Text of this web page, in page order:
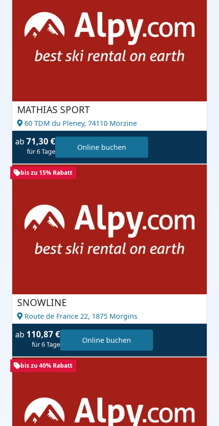
MATHIAS SPORT
60 TDM du Pleney, 74110 Morzine
ab 71,30 €
für 6 Tage Online buchen
bis zu 15% Rabatt
SNOWLINE
Route de France 22, 1875 Morgins
ab 110,87 €
für 6 Tage Online buchen
bis zu 40% Rabatt